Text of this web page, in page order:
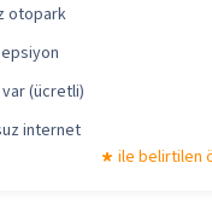
otopark
(ücretli)
internet
ile belirtilen